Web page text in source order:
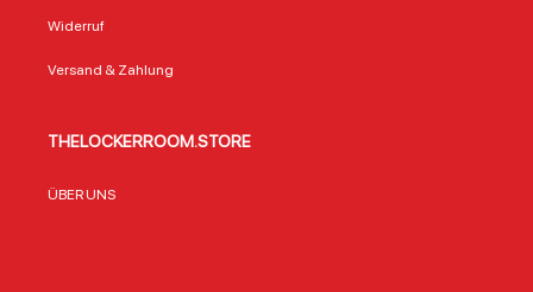
Widerruf
Versand & Zahlung
THELOCKERROOM.STORE
ÜBER UNS